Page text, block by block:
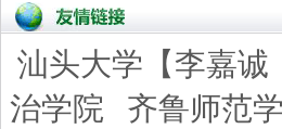
汕头大学【李嘉诚
治学院
齐鲁师范